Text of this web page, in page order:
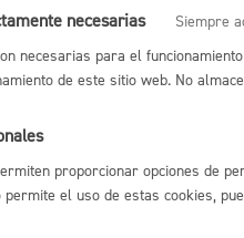
de hospedajes-signed.pdf
de hospedajes-
necesarias
Siempre
necesarias para el
de este sitio web. No
proporcionar opciones de
permite el uso de estas cookies,